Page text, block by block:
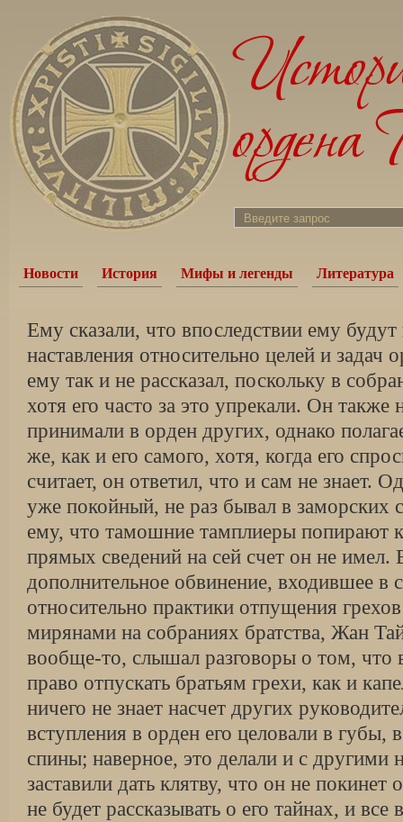
Новости История Мифы и легенды Литература
Ему сказали, что впоследствии ему
наставления относительно целей и задач
ему так и не рассказал, поскольку в
хотя его часто за это упрекали. Он также
принимали в орден других, однако
же, как и его самого, хотя, когда его
считает, он ответил, что и сам не знает.
уже покойный, не раз бывал в заморских
ему, что тамошние тамплиеры попирают
прямых сведений на сей счет он не имел.
дополнительное обвинение, входившее в
относительно практики отпущения
мирянами на собраниях братства, Жан
вообще-то, слышал разговоры о том, что
право отпускать братьям грехи, как и
ничего не знает насчет других
вступления в орден его целовали в губы,
спины; наверное, это делали и с другими
заставили дать клятву, что он не
не будет рассказывать о его тайнах, и